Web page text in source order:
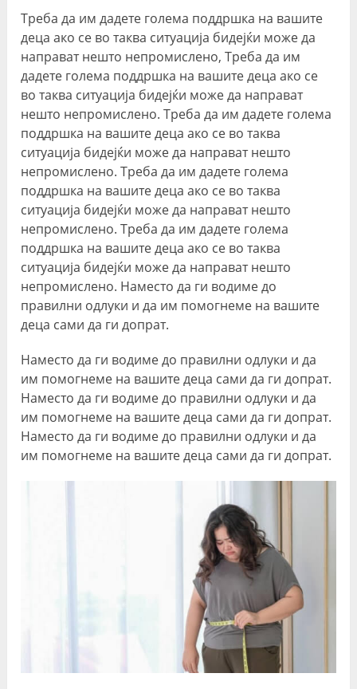
Треба да им дадете голема поддршка на вашите
деца ако се во таква ситуација бидејќи може да
направат нешто непромислено, Треба да им
дадете голема поддршка на вашите деца ако се
во таква ситуација бидејќи може да направат
нешто непромислено. Треба да им дадете голема
поддршка на вашите деца ако се во таква
ситуација бидејќи може да направат нешто
непромислено. Треба да им дадете голема
поддршка на вашите деца ако се во таква
ситуација бидејќи може да направат нешто
непромислено. Треба да им дадете голема
поддршка на вашите деца ако се во таква
ситуација бидејќи може да направат нешто
непромислено. Наместо да ги водиме до
правилни одлуки и да им помогнеме на вашите
деца сами да ги допрат.
Наместо да ги водиме до правилни одлуки и да
им помогнеме на вашите деца сами да ги допрат.
Наместо да ги водиме до правилни одлуки и да
им помогнеме на вашите деца сами да ги допрат.
Наместо да ги водиме до правилни одлуки и да
им помогнеме на вашите деца сами да ги допрат.